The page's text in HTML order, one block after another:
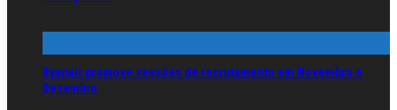
Ryanair promove sessões de recrutamento em Novembro e
Dezembro